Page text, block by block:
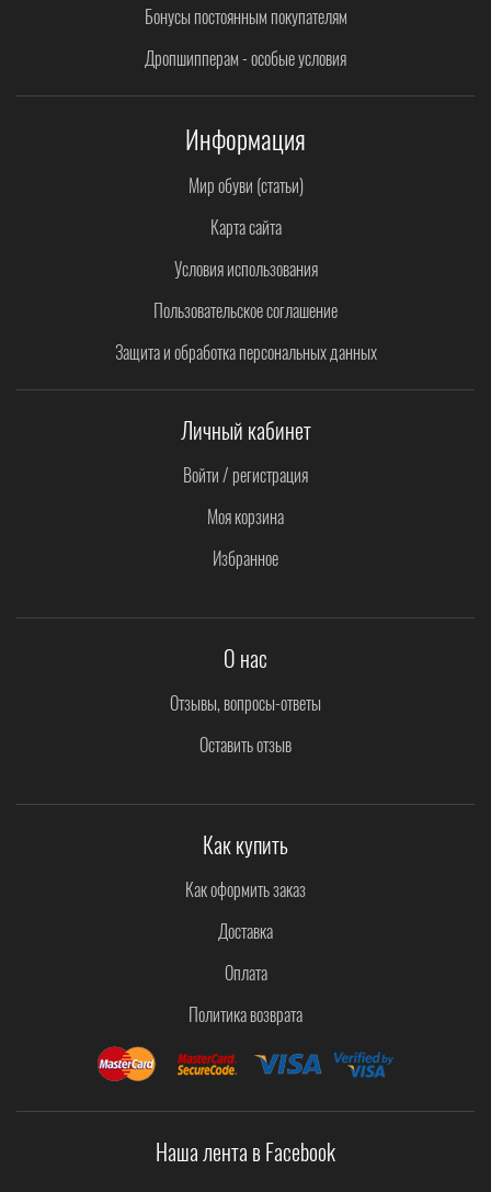
Бонусы постоянным покупателям
Дропшипперам - особые условия
Информация
Мир обуви (статьи)
Карта сайта
Условия использования
Пользовательское соглашение
Защита и обработка персональных данных
Личный кабинет
Войти / регистрация
Моя корзина
Избранное
О нас
Отзывы, вопросы-ответы
Оставить отзыв
Как купить
Как оформить заказ
Доставка
Оплата
Политика возврата
Наша лента в Facebook